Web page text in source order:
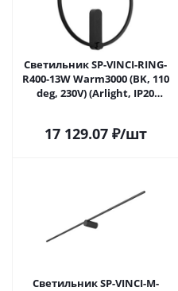
Светильник SP-VINCI-RING-
R400-13W Warm3000 (BK, 110
deg, 230V) (Arlight, IP20
17 129.07₽/шт
Светильник SP-VINCI-M-